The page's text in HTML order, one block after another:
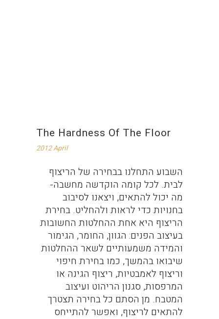
The Hardness Of The Floor
2012 April
השבוע התחלנו בבחירה של הריצוף
לבית. לכל קומה הוקדשה מחשבה-
מה יכול להתאים, ויצאנו לסיבוב
בחנויות כדי לראות ולהחליט. בחירת
הריצוף היא אחת ההחלטות החשובות
בעיצוב הפנים: הגוון, החומר, הגימור
והמידה משמעותיים לשאר ההחלטות
שיבואו בהמשך, כמו בחירת חיפוי
וריצוף לאמבטיות, ריצוף הגינה או
המרפסות, סגנון הריהוט ועיצוב
המטבח. מן הסתם כל בחירה תצטרך
להתאים לריצוף, ואפשר להתייחס